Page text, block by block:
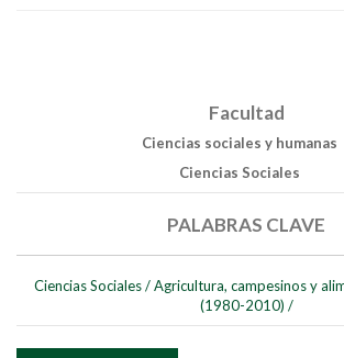
Facultad
Ciencias sociales y humanas
Ciencias Sociales
PALABRAS CLAVE
Ciencias Sociales/Agricultura, campesinos y
(1980-2010) /